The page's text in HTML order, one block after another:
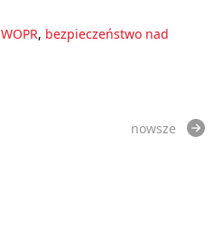
WOPR, bezpieczeństwo nad
nowsze